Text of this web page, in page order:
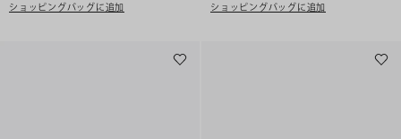
ショッピングバッグに追加 ショッピングバッグに追加